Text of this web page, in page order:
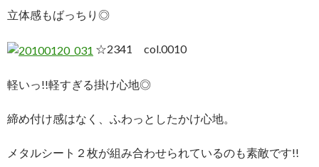
立体感もばっちり◎
☆2341 col.0010
軽いっ!!軽すぎる掛け心地◎
締め付け感はなく、ふわっとしたかけ心地。
メタルシート２枚が組み合わせられているのも素敵です!!